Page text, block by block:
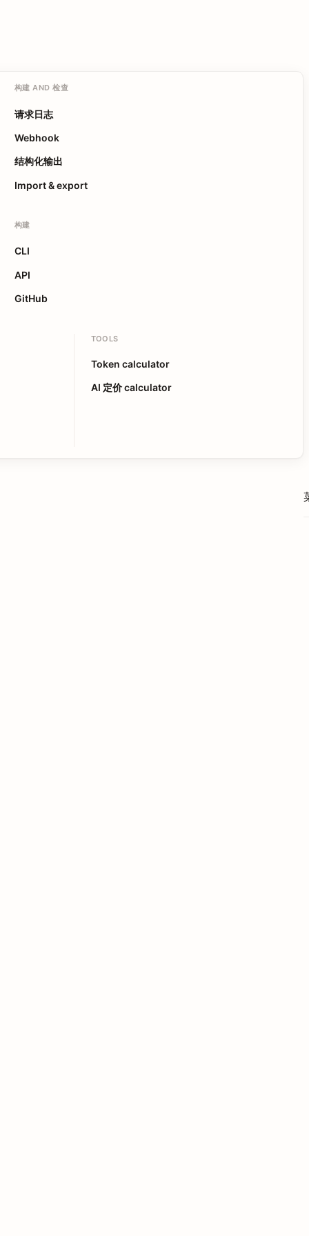
构建 AND 检查
请求日志
Webhook
结构化输出
Import & export
构建
CLI
API
GitHub
TOOLS
Token calculator
AI 定价 calculator